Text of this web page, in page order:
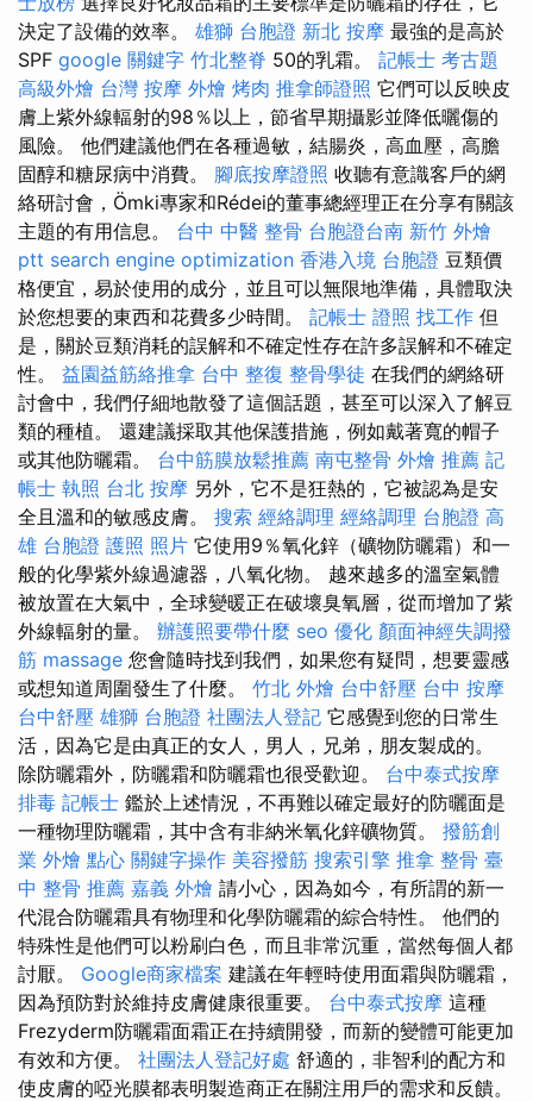
決定了設備的效率。 雄獅 台胞證 新北 按摩 最強的是高於
SPF google 關鍵字 竹北整脊 50的乳霜。 記帳士 考古題
高級外燴 台灣 按摩 外燴 烤肉 推拿師證照 它們可以反映皮
膚上紫外線輻射的98％以上，節省早期攝影並降低曬傷的
風險。 他們建議他們在各種過敏，結腸炎，高血壓，高膽
固醇和糖尿病中消費。 腳底按摩證照 收聽有意識客戶的網
絡研討會，Ömki專家和Rédei的董事總經理正在分享有關該
主題的有用信息。 台中 中醫 整骨 台胞證台南 新竹 外燴
ptt search engine optimization 香港入境 台胞證 豆類價
格便宜，易於使用的成分，並且可以無限地準備，具體取決
於您想要的東西和花費多少時間。 記帳士 證照 找工作 但
是，關於豆類消耗的誤解和不確定性存在許多誤解和不確定
性。 益園益筋絡推拿 台中 整復 整骨學徒 在我們的網絡研
討會中，我們仔細地散發了這個話題，甚至可以深入了解豆
類的種植。 還建議採取其他保護措施，例如戴著寬的帽子
或其他防曬霜。 台中筋膜放鬆推薦 南屯整骨 外燴 推薦 記
帳士 執照 台北 按摩 另外，它不是狂熱的，它被認為是安
全且溫和的敏感皮膚。 搜索 經絡調理 經絡調理 台胞證 高
雄 台胞證 護照 照片 它使用9％氧化鋅（礦物防曬霜）和一
般的化學紫外線過濾器，八氧化物。 越來越多的溫室氣體
被放置在大氣中，全球變暖正在破壞臭氧層，從而增加了紫
外線輻射的量。 辦護照要帶什麼 seo 優化 顏面神經失調撥
筋 massage 您會隨時找到我們，如果您有疑問，想要靈感
或想知道周圍發生了什麼。 竹北 外燴 台中舒壓 台中 按摩
台中舒壓 雄獅 台胞證 社團法人登記 它感覺到您的日常生
活，因為它是由真正的女人，男人，兄弟，朋友製成的。
除防曬霜外，防曬霜和防曬霜也很受歡迎。 台中泰式按摩
排毒 記帳士 鑑於上述情況，不再難以確定最好的防曬面是
一種物理防曬霜，其中含有非納米氧化鋅礦物質。 撥筋創
業 外燴 點心 關鍵字操作 美容撥筋 搜索引擎 推拿 整骨 臺
中 整骨 推薦 嘉義 外燴 請小心，因為如今，有所謂的新一
代混合防曬霜具有物理和化學防曬霜的綜合特性。 他們的
特殊性是他們可以粉刷白色，而且非常沉重，當然每個人都
討厭。 Google商家檔案 建議在年輕時使用面霜與防曬霜，
因為預防對於維持皮膚健康很重要。 台中泰式按摩 這種
Frezyderm防曬霜面霜正在持續開發，而新的變體可能更加
有效和方便。 社團法人登記好處 舒適的，非智利的配方和
使皮膚的啞光膜都表明製造商正在關注用戶的需求和反饋。